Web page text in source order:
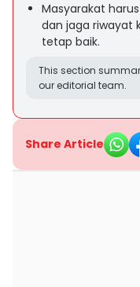
Masyarakat
dan jaga riwayat
tetap baik.
This section
our editorial team.
Share Article